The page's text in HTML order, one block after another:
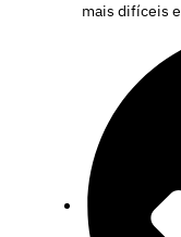
mais difíceis